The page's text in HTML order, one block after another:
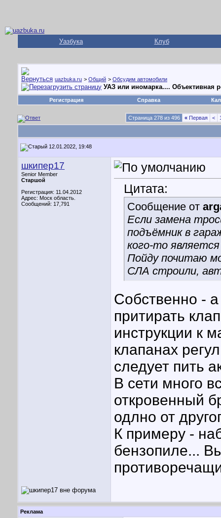
Уазбука Клуб
uazbuka.ru > Общий > Обсудим автомобили
УАЗ или иномарка.... Объективная
Регистрация Справка
Страница 278 из 496 « Первая <
12.01.2022, 19:48
шкипер17
Senior Member
Старшой
Регистрация: 11.04.2012
Адрес: Моск область.
Сообщений: 17,791
Цитата:
Сообщение от
Если замена
подъёмник в
кого-то
Пойду почитаю
СЛА строили,
Собственно -
притирать
инструкции к
клапанах
следует пить
В сети много
откровенный
одлно от
К примеру -
бензопиле...
Реклама